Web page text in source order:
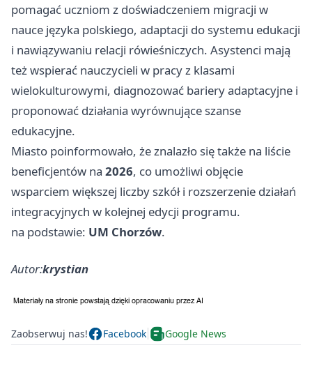
pomagać uczniom z doświadczeniem migracji w
nauce języka polskiego, adaptacji do systemu edukacji
i nawiązywaniu relacji rówieśniczych. Asystenci mają
też wspierać nauczycieli w pracy z klasami
wielokulturowymi, diagnozować bariery adaptacyjne i
proponować działania wyrównujące szanse
edukacyjne.
Miasto poinformowało, że znalazło się także na liście
beneficjentów na 2026, co umożliwi objęcie
wsparciem większej liczby szkół i rozszerzenie działań
integracyjnych w kolejnej edycji programu.
na podstawie: UM Chorzów.
Autor:krystian
Zaobserwuj nas! Facebook Google News